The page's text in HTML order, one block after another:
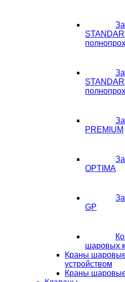
PREMIUM
OPTIMA
GP
шаровых
Краны
устройством
Краны